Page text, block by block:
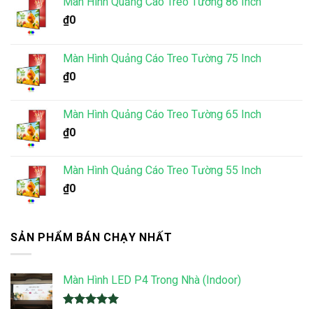
₫0
Màn Hình Quảng Cáo Treo Tường 75 Inch
₫0
Màn Hình Quảng Cáo Treo Tường 65 Inch
₫0
Màn Hình Quảng Cáo Treo Tường 55 Inch
₫0
SẢN PHẨM BÁN CHẠY NHẤT
Màn Hình LED P4 Trong Nhà (Indoor)